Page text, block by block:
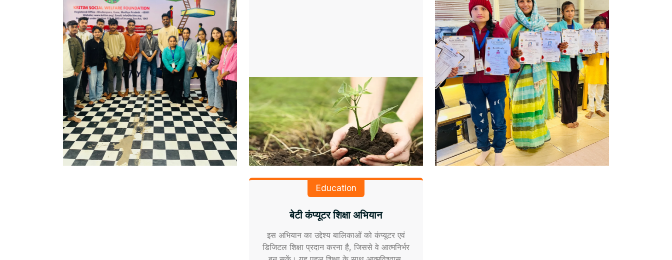
Education
बेटी कंप्यूटर शिक्षा अभियान
इस अभियान का उद्देश्य बालिकाओं को कंप्यूटर एवं
डिजिटल शिक्षा प्रदान करना है, जिससे वे आत्मनिर्भर